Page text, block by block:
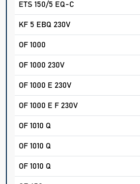
ETS 150/5 EQ-C
KF 5 EBQ 230V
OF 1000
OF 1000 230V
OF 1000 E 230V
OF 1000 E F 230V
OF 1010 Q
OF 1010 Q
OF 1010 Q